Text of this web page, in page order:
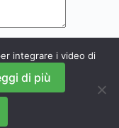
integrare i video di
di più